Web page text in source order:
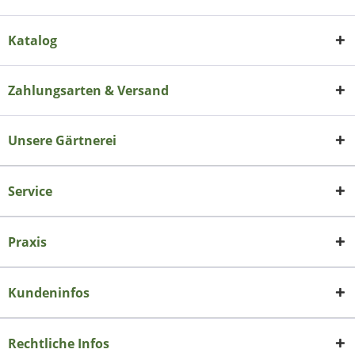
Katalog
Zahlungsarten & Versand
Unsere Gärtnerei
Service
Praxis
Kundeninfos
Rechtliche Infos